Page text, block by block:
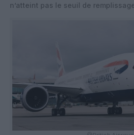
n’atteint pas le seuil de